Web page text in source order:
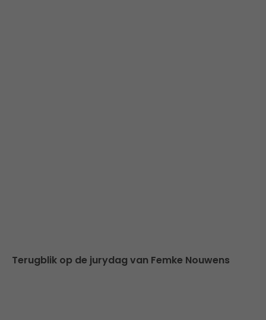
Terugblik op de jurydag van Femke Nouwens